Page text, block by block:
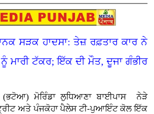
ਸੜਕ ਹਾਦਸਾ: ਤੇਜ਼ ਰਫ਼ਤਾਰ ਕਾਰ ਨੇ
ਮਾਰੀ ਟੱਕਰ; ਇੱਕ ਦੀ ਮੌਤ, ਦੂਜਾ ਗੰਭੀਰ
(ਭਟੋਆ)ਮੋਰਿੰਡਾ ਲੁਧਿਆਣਾ ਬਾਈਪਾਸ ਨੇੜੇ
ਅਤੇ ਪੰਜਕੋਹਾ ਪੈਲੇਸ ਟੀ-ਪੁਆਇੰਟ ਕੋਲ ਇੱਕ